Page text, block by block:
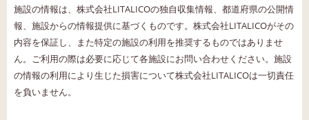
施設の情報は、株式会社LITALICOの独自収集情報、都道府県の公開情
報、施設からの情報提供に基づくものです。株式会社LITALICOがその
内容を保証し、また特定の施設の利用を推奨するものではありませ
ん。ご利用の際は必要に応じて各施設にお問い合わせください。施設
の情報の利用により生じた損害について株式会社LITALICOは一切責任
を負いません。